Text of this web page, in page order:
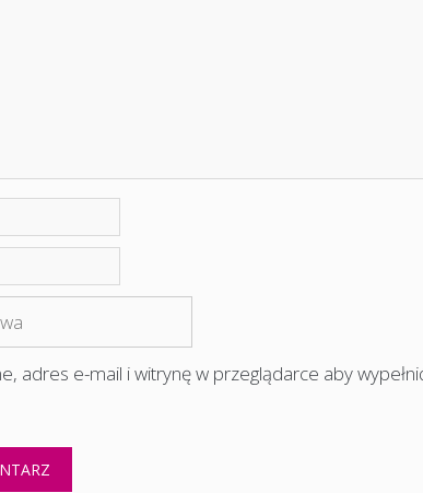
adres e-mail i witrynę w przeglądarce aby